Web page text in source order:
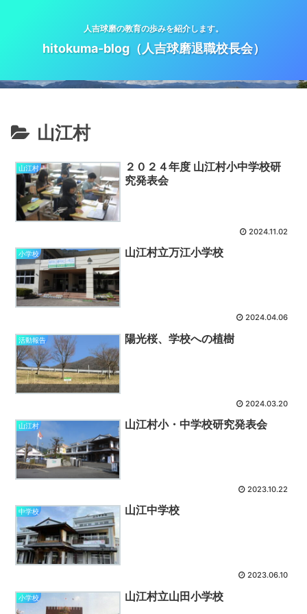
人吉球磨の教育の歩みを紹介します。
hitokuma-blog（人吉球磨退職校長会）
山江村
山江村
２０２４年度 山江村小中学校研
究発表会
2024.11.02
小学校 山江村立万江小学校
2024.04.06
活動報告 陽光桜、学校への植樹
2024.03.20
山江村 山江村小・中学校研究発表会
2023.10.22
中学校 山江中学校
2023.06.10
小学校 山江村立山田小学校